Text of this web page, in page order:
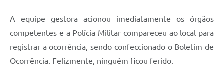
A equipe gestora acionou imediatamente os órgãos
competentes e a Polícia Militar compareceu ao local para
registrar a ocorrência, sendo confeccionado o Boletim de
Ocorrência. Felizmente, ninguém ficou ferido.